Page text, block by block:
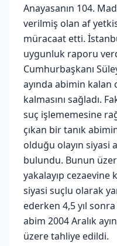
Anayasanın 104.
verilmiş olan af
müracaat etti.
uygunluk raporu
Cumhurbaşkanı
ayında abimin kalan
kalmasını sağladı.
suç işlememesine
çıkan bir tanık
olduğu olayın siyasi
bulundu. Bunun
yakalayıp
siyasi suçlu olarak
ederken 4,5 yıl
abim 2004 Aralık
üzere tahliye edildi.